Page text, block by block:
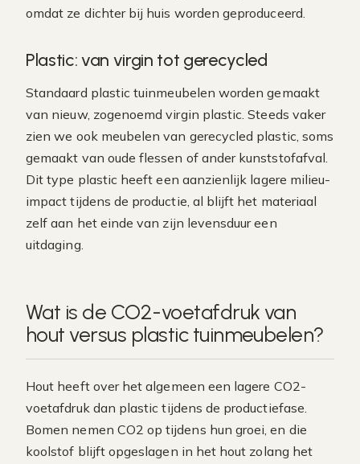
omdat ze dichter bij huis worden geproduceerd.
Plastic: van virgin tot gerecycled
Standaard plastic tuinmeubelen worden gemaakt
van nieuw, zogenoemd virgin plastic. Steeds vaker
zien we ook meubelen van gerecycled plastic, soms
gemaakt van oude flessen of ander kunststofafval.
Dit type plastic heeft een aanzienlijk lagere milieu-
impact tijdens de productie, al blijft het materiaal
zelf aan het einde van zijn levensduur een
uitdaging.
Wat is de CO2-voetafdruk van
hout versus plastic tuinmeubelen?
Hout heeft over het algemeen een lagere CO2-
voetafdruk dan plastic tijdens de productiefase.
Bomen nemen CO2 op tijdens hun groei, en die
koolstof blijft opgeslagen in het hout zolang het